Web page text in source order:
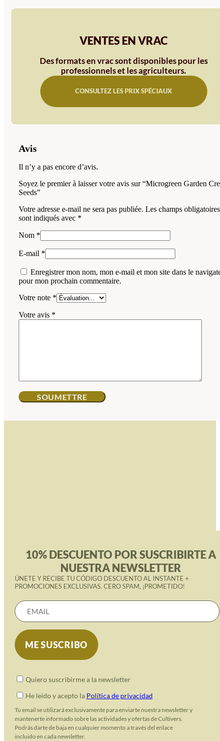
VENTES EN VRAC
Des formats en vrac sont disponibles pour les
professionnels et les agriculteurs.
CONSULTEZ LES PRIX SPÉCIAUX
Avis
Il n’y a pas encore d’avis.
Soyez le premier à laisser votre avis sur “Microgreen Garden
Seeds”
Votre adresse e-mail ne sera pas publiée. Les champs obligatoires
sont indiqués avec *
Nom *
E-mail *
Enregistrer mon nom, mon e-mail et mon site dans le
pour mon prochain commentaire.
Votre note *
Votre avis *
10% DESCUENTO POR SUSCRIBIRTE A
NUESTRA NEWSLETTER
ÚNETE Y RECIBE TU CÓDIGO DESCUENTO AL INSTANTE +
PROMOCIONES EXCLUSIVAS. CERO SPAM, ¡PROMETIDO!
Quiero suscribirme a la newsletter
He leido y acepto la Política de privacidad
Tu email se utilizará exclusivamente para enviarte nuestra newsletter y
mantenerte informado sobre las actividades y ofertas de Cultivers.
Podrás darte de baja en cualquier momento a través del enlace
incluido en cada newsletter.